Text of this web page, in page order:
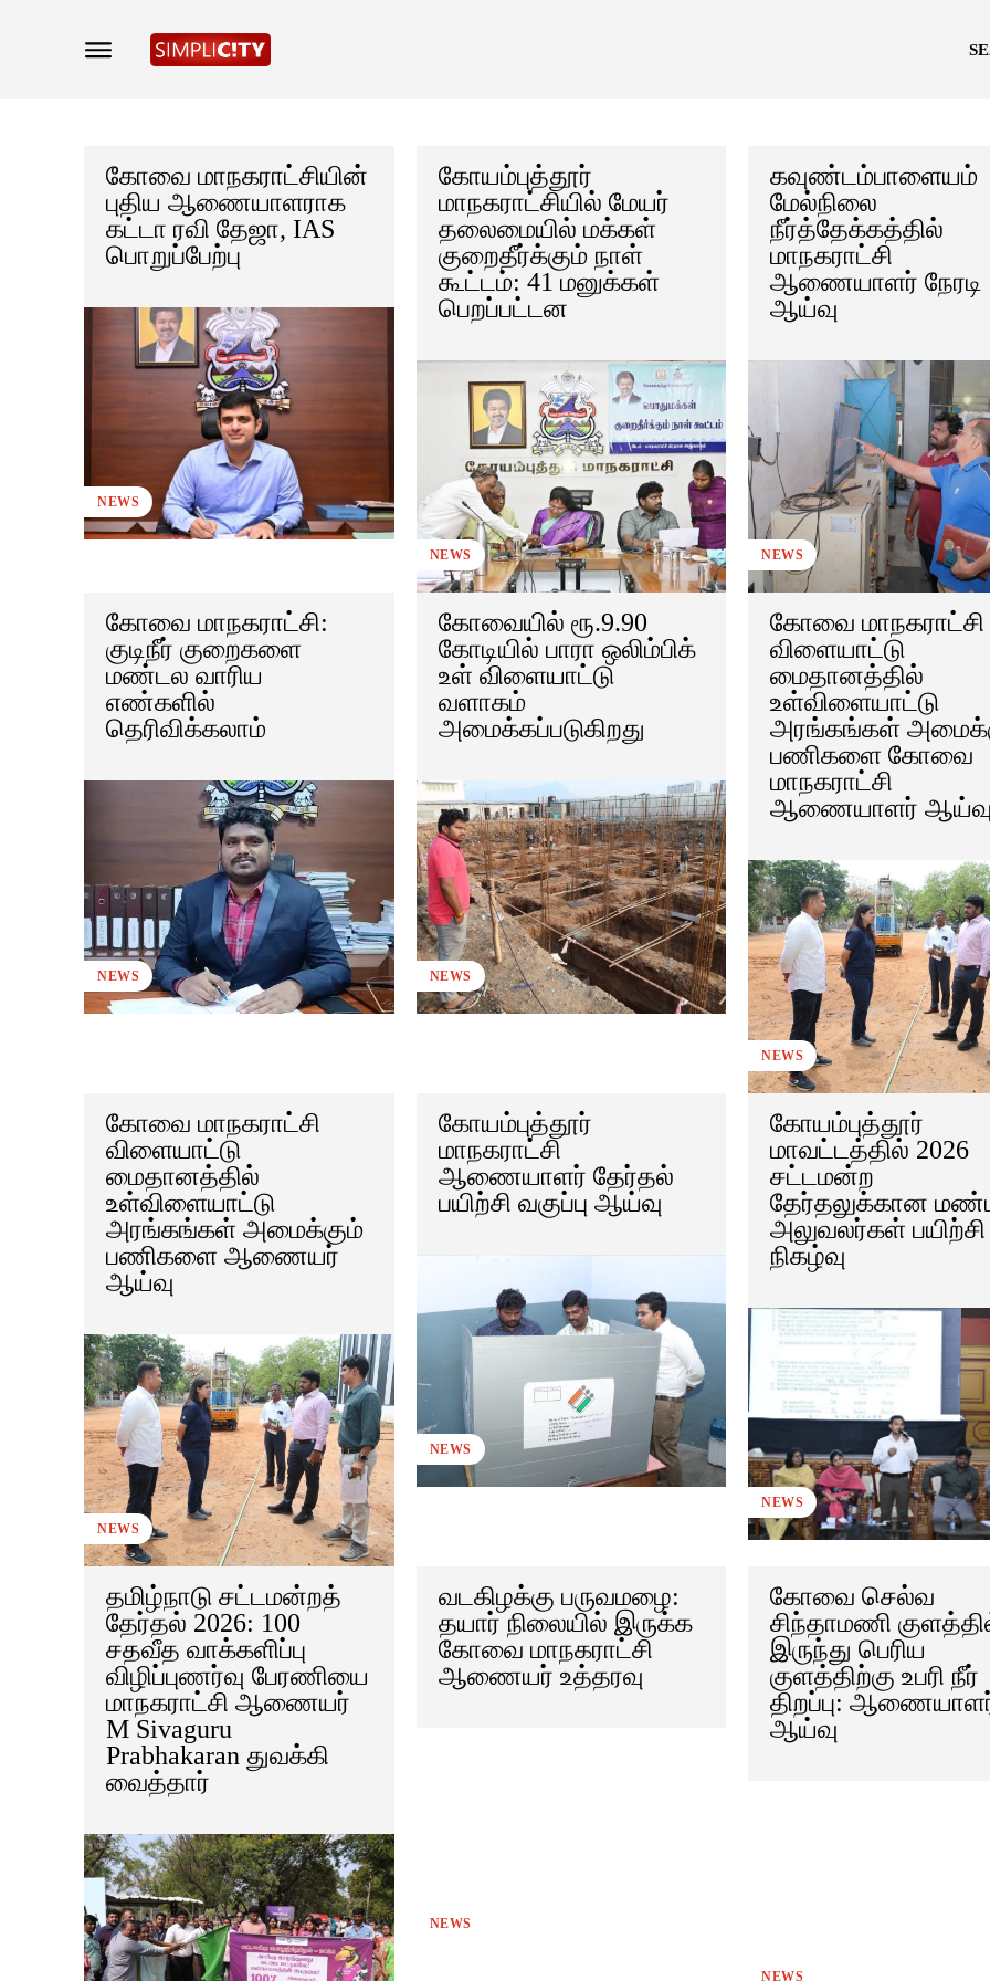
கோவை மாநகராட்சியின்
புதிய ஆணையாளராக
கட்டா ரவி தேஜா, IAS
பொறுப்பேற்பு
NEWS
கோயம்புத்தூர்
மாநகராட்சியில் மேயர்
தலைமையில் மக்கள்
குறைதீர்க்கும் நாள்
கூட்டம்: 41 மனுக்கள்
பெறப்பட்டன
NEWS
கவுண்டம்பாளையம்
மேல்நிலை
நீர்த்தேக்கத்தில்
மாநகராட்சி
ஆணையாளர் நேரடி
ஆய்வு
NEWS
கோவை மாநகராட்சி:
குடிநீர் குறைகளை
மண்டல வாரிய
எண்களில்
தெரிவிக்கலாம்
NEWS
கோவையில் ரூ.9.90
கோடியில் பாரா ஒலிம்பிக்
உள் விளையாட்டு
வளாகம்
அமைக்கப்படுகிறது
NEWS
கோவை மாநகராட்சி
விளையாட்டு
மைதானத்தில்
உள்விளையாட்டு
அரங்கங்கள்
பணிகளை கோவை
மாநகராட்சி
ஆணையாளர்
NEWS
கோவை மாநகராட்சி
விளையாட்டு
மைதானத்தில்
உள்விளையாட்டு
அரங்கங்கள் அமைக்கும்
பணிகளை ஆணையர்
ஆய்வு
NEWS
கோயம்புத்தூர்
மாநகராட்சி
ஆணையாளர் தேர்தல்
பயிற்சி வகுப்பு ஆய்வு
NEWS
கோயம்புத்தூர்
மாவட்டத்தில் 2026
சட்டமன்ற
தேர்தலுக்கான
அலுவலர்கள் பயிற்சி
நிகழ்வு
NEWS
தமிழ்நாடு சட்டமன்றத்
தேர்தல் 2026: 100
சதவீத வாக்களிப்பு
விழிப்புணர்வு பேரணியை
மாநகராட்சி ஆணையர்
M Sivaguru
Prabhakaran துவக்கி
வைத்தார்
வடகிழக்கு பருவமழை:
தயார் நிலையில் இருக்க
கோவை மாநகராட்சி
ஆணையர் உத்தரவு
NEWS
கோவை செல்வ
சிந்தாமணி
இருந்து பெரிய
குளத்திற்கு உபரி நீர்
திறப்பு:
ஆய்வு
NEWS